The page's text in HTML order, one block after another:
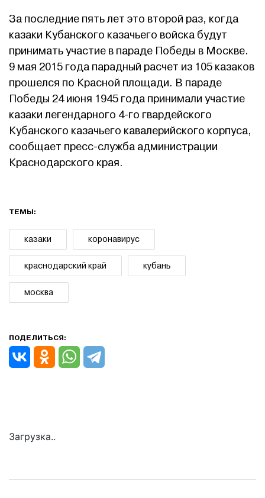
За последние пять лет это второй раз, когда
казаки Кубанского казачьего войска будут
принимать участие в параде Победы в Москве.
9 мая 2015 года парадный расчет из 105 казаков
прошелся по Красной площади. В параде
Победы 24 июня 1945 года принимали участие
казаки легендарного 4-го гвардейского
Кубанского казачьего кавалерийского корпуса,
сообщает пресс-служба администрации
Краснодарского края.
ТЕМЫ:
казаки коронавирус
краснодарский край кубань
москва
ПОДЕЛИТЬСЯ:
Загрузка..